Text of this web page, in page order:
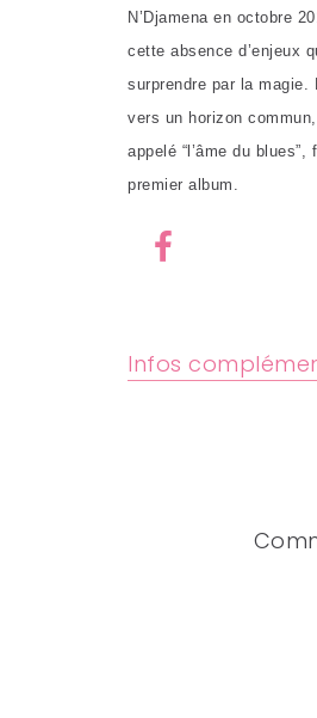
N’Djamena en octobre
cette absence d’enjeux
surprendre par la
vers un horizon
appelé “l’âme du
premier album.
Infos